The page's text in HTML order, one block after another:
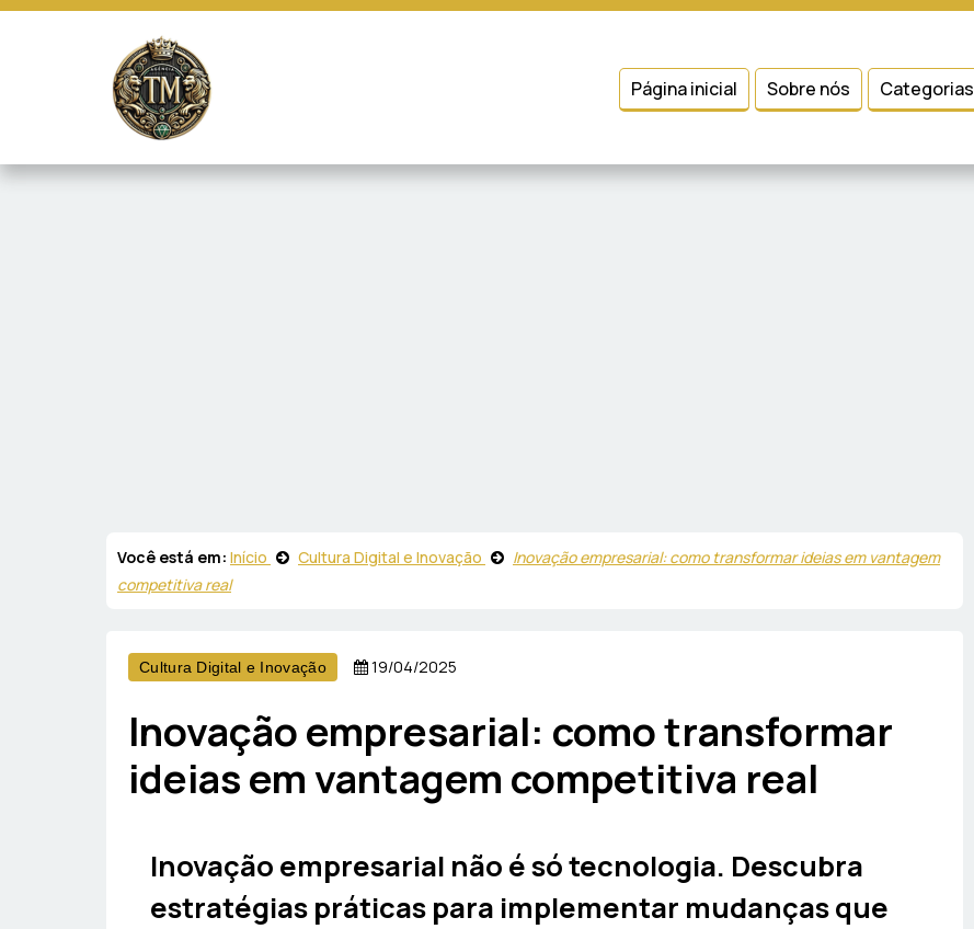
Página inicial Sobre nós Categorias
Você está em: Início Cultura Digital e Inovação
Inovação empresarial: como transformar ideias em vantagem
competitiva real
Cultura Digital e Inovação 19/04/2025
Inovação empresarial: como transformar
ideias em vantagem competitiva real
Inovação empresarial não é só tecnologia. Descubra
estratégias práticas para implementar mudanças que
marketing e fornecer conteúdo de terceiros. Leia mais em